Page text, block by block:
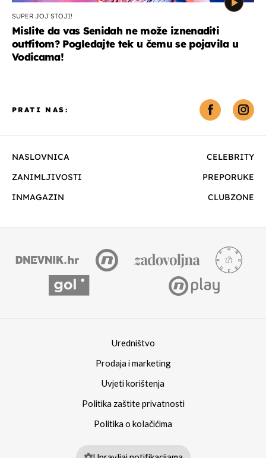
SUPER JOJ STOJI!
Mislite da vas Senidah ne može iznenaditi
outfitom? Pogledajte tek u čemu se pojavila u
Vodicama!
NASLOVNICA
CELEBRITY
ZANIMLJIVOSTI
PREPORUKE
INMAGAZIN
CLUBZONE
PRATI NAS:
Uredništvo
Prodaja i marketing
Uvjeti korištenja
Politika zaštite privatnosti
Politika o kolačićima